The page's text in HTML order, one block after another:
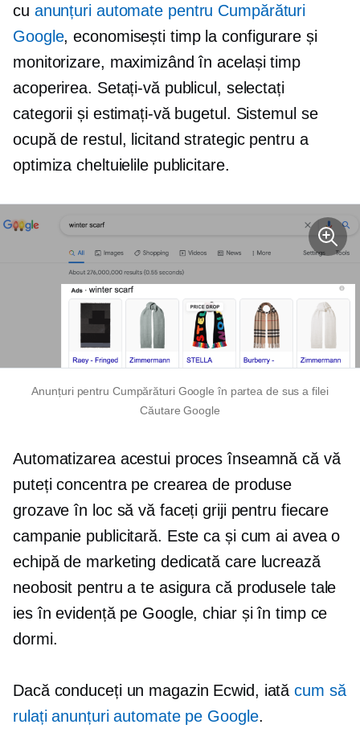
cu anunțuri automate pentru Cumpărături
Google, economisești timp la configurare și
monitorizare, maximizând în același timp
acoperirea. Setați-vă publicul, selectați
categorii și estimați-vă bugetul. Sistemul se
ocupă de restul, licitand strategic pentru a
optimiza cheltuielile publicitare.
Anunțuri pentru Cumpărături Google în partea de sus a filei
Căutare Google
Automatizarea acestui proces înseamnă că vă
puteți concentra pe crearea de produse
grozave în loc să vă faceți griji pentru fiecare
campanie publicitară. Este ca și cum ai avea o
echipă de marketing dedicată care lucrează
neobosit pentru a te asigura că produsele tale
ies în evidență pe Google, chiar și în timp ce
dormi.
Dacă conduceți un magazin Ecwid, iatăcum să
rulați anunțuri automate pe Google.